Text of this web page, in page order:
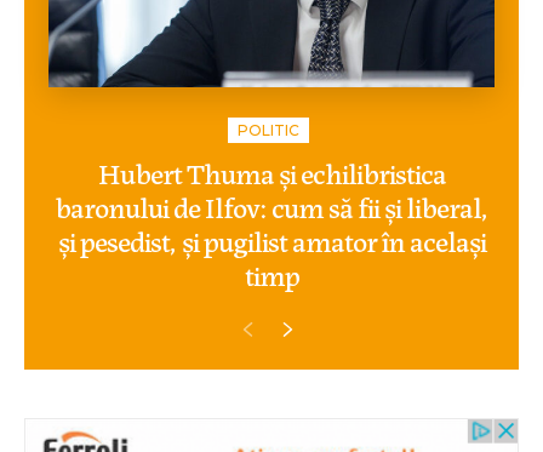
POLITIC
Hubert Thuma și echilibristica
baronului de Ilfov: cum să fii și liberal,
și pesedist, și pugilist amator în același
timp